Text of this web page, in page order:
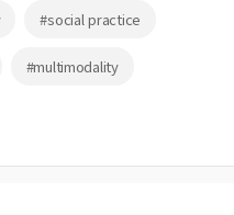
#social practice
#multimodality